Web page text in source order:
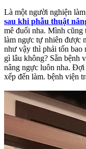
Là một người nghiện
sau khi phẫu thuật
mê đuối nha. Mình cũng
làm ngực tự nhiên được
như vậy thì phải tốn bao
gì lâu không? Sẵn bệnh
nâng ngực luôn nha.
xếp đến làm. bệnh viện